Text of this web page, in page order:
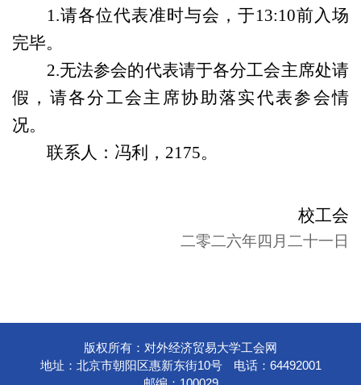
1.请各位代表准时与会，于13:10前入场
完毕。
2.无法参会的代表请于各分工会主席处请
假 ，请各分工会主席协助落实代表参会情
况。
联系人：冯利， 2175。
校工会
二零二六年四月二十一日
版权所有：对外经济贸易大学工会网
地址：北京市朝阳区惠新东街10号
电话：64492001